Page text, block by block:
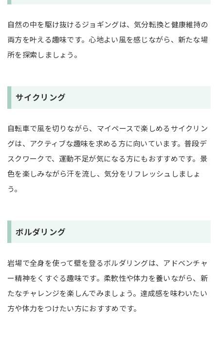
自然の中を駆け抜けるジョギングは、気分転換と健康維持の
両方を叶える趣味です。心地よい風を感じながら、新たな場
所を探索しましょう。
サイクリング
自転車で風を切りながら、マイペースで楽しめるサイクリン
グは、アクティブな趣味を求める方に向いています。普段デ
スクワークで、運動不足が気になる方にもおすすめです。景
色を楽しみながら汗を流し、気分をリフレッシュしましょ
う。
ボルダリング
岩場で全身を使って壁を登るボルダリングは、アドベンチャ
ー精神をくすぐる趣味です。柔軟性や体力を養いながら、新
たなチャレンジを楽しんでみましょう。達成感を味わいたい
方や体力をつけたい方におすすめです。